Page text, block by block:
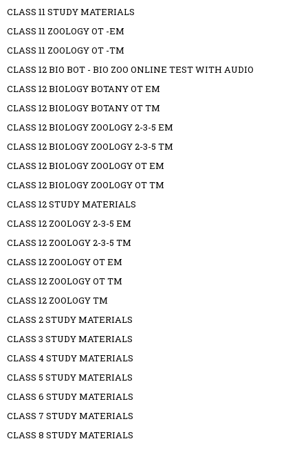
CLASS 11 STUDY MATERIALS
CLASS 11 ZOOLOGY OT -EM
CLASS 11 ZOOLOGY OT -TM
CLASS 12 BIO BOT - BIO ZOO ONLINE TEST WITH AUDIO
CLASS 12 BIOLOGY BOTANY OT EM
CLASS 12 BIOLOGY BOTANY OT TM
CLASS 12 BIOLOGY ZOOLOGY 2-3-5 EM
CLASS 12 BIOLOGY ZOOLOGY 2-3-5 TM
CLASS 12 BIOLOGY ZOOLOGY OT EM
CLASS 12 BIOLOGY ZOOLOGY OT TM
CLASS 12 STUDY MATERIALS
CLASS 12 ZOOLOGY 2-3-5 EM
CLASS 12 ZOOLOGY 2-3-5 TM
CLASS 12 ZOOLOGY OT EM
CLASS 12 ZOOLOGY OT TM
CLASS 12 ZOOLOGY TM
CLASS 2 STUDY MATERIALS
CLASS 3 STUDY MATERIALS
CLASS 4 STUDY MATERIALS
CLASS 5 STUDY MATERIALS
CLASS 6 STUDY MATERIALS
CLASS 7 STUDY MATERIALS
CLASS 8 STUDY MATERIALS